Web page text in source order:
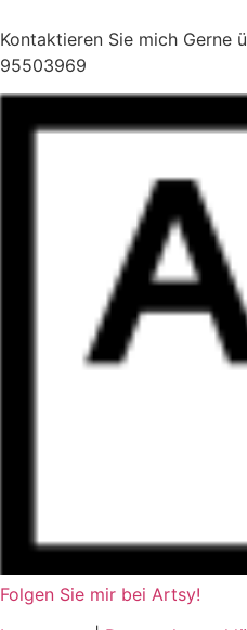
Kontaktieren Sie mich Gerne
95503969
Folgen Sie mir bei Artsy!